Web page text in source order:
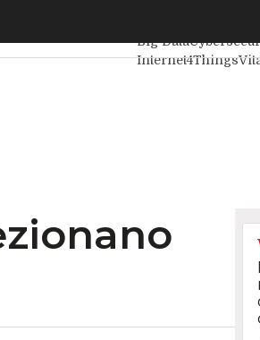
Big Data
Internet4Things